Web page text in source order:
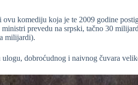
komediju koja je te 2009 godine
prevedu na srpski, tačno 30
milijardi).
dobroćudnog i naivnog čuvara